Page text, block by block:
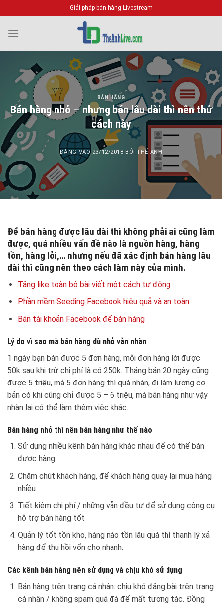
qua
nội
Giải pháp bán hàng Livestream
BÁN HÀNG
Bán hàng nhỏ – nhưng bán lâu dài thì nên thử
cách này
ĐĂNG VÀO 23/12/2018 BỞITHẾ ANH
Để bán hàng được lâu dài thì không phải ai cũng làm
được, quá nhiều vấn đề nào là nguồn hàng, hàng
tồn, hàng lỗi,… nhưng nếu đã xác định bán hàng lâu
dài thì cũng nên theo cách làm này của mình.
Tăng like toàn bộ bài viết một cách tự động
Phần mềm Seeding Facebook hiệu quả và an toàn
Bán tài khoản Facebook để bán hàng
Lý do vì sao mà bán hàng dù nhỏ vẫn nhàn
1 ngày bạn bán được 5 đơn hàng, mỗi đơn hàng lời được
50k sau khi trừ chi phí là có 250k. Tháng bán 20 ngày cũng
được 5 triệu, mà 5 đơn hàng thì quá nhàn, đi làm lương cơ
bản có khi cũng chỉ được 5 – 6 triệu, mà bán hàng như vậy
nhàn lại có thể làm thêm việc khác.
Bán hàng nhỏ thì nên bán hàng như thế nào
Sử dụng nhiều kênh bán hàng khác nhau để có thể bán
được hàng
Chăm chút khách hàng, để khách hàng quay lại mua hàng
nhiều
Tiết kiệm chi phí / những vẫn đều tư để sử dụng công cụ
hỗ trợ bán hàng tốt
Quản lý tốt tồn kho, hàng nào tồn lâu quá thì thanh lý xả
hàng để thu hồi vốn cho nhanh.
Các kênh bán hàng nên sử dụng và chịu khó sử dụng
Bán hàng trên trang cá nhân: chịu khó đăng bài trên trang
cá nhân / không spam quá đà để mất tương tác. Đồng